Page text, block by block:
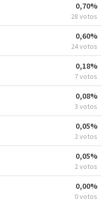
0,70%
28 votos
0,60%
24 votos
0,18%
7 votos
0,08%
3 votos
0,05%
2 votos
0,05%
2 votos
0,00%
0 votos